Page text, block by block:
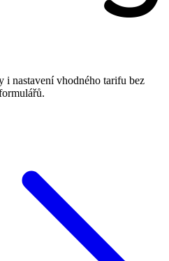
i nastavení vhodného tarifu bez